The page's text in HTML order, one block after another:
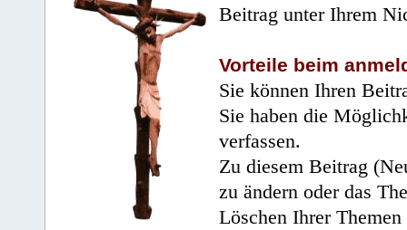
Beitrag unter Ihrem
Vorteile beim
Sie können Ihren
Sie haben die
verfassen.
Zu diesem Beitrag
zu ändern oder das
Löschen Ihrer